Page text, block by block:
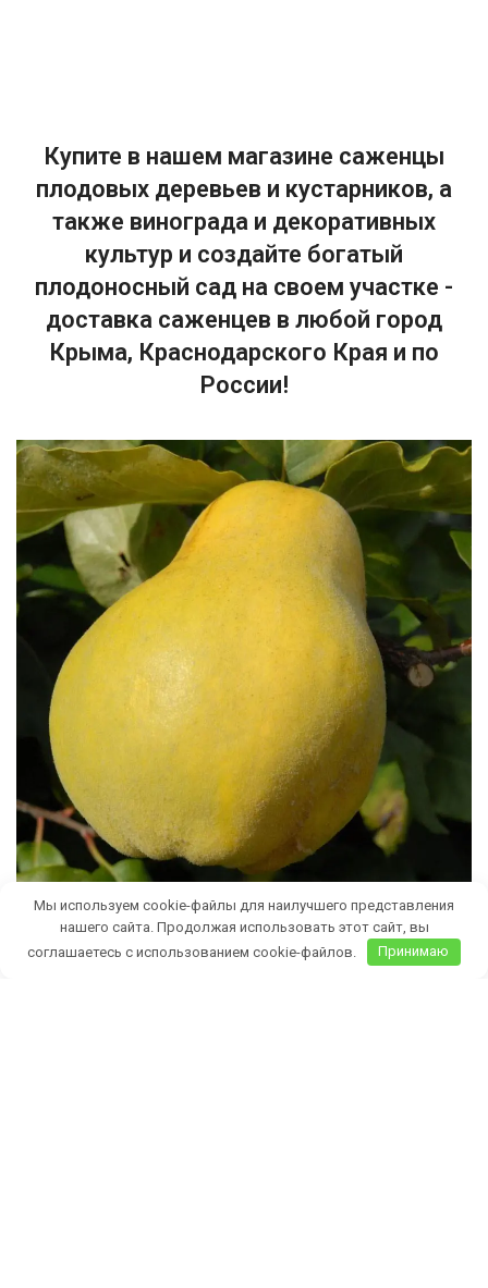
Купите в нашем магазине саженцы
плодовых деревьев и кустарников, а
также винограда и декоративных
культур и создайте богатый
плодоносный сад на своем участке -
доставка саженцев в любой город
Крыма, Краснодарского Края и по
России!
Бесплатная доставка саженцев
Мы используем cookie-файлы для наилучшего представления
нашего сайта. Продолжая использовать этот сайт, вы
соглашаетесь с использованием cookie-файлов.
Принимаю